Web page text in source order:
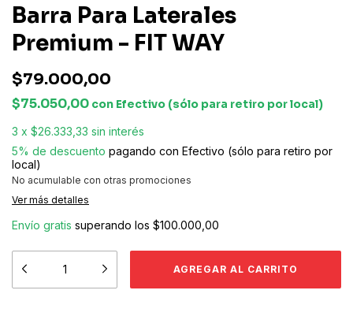
Barra Para Laterales
Premium - FIT WAY
$79.000,00
$75.050,00 con Efectivo (sólo para retiro por local)
3 x $26.333,33 sin interés
5% de descuento pagando con Efectivo (sólo para retiro por
local)
No acumulable con otras promociones
Ver más detalles
Envío gratis superando los $100.000,00